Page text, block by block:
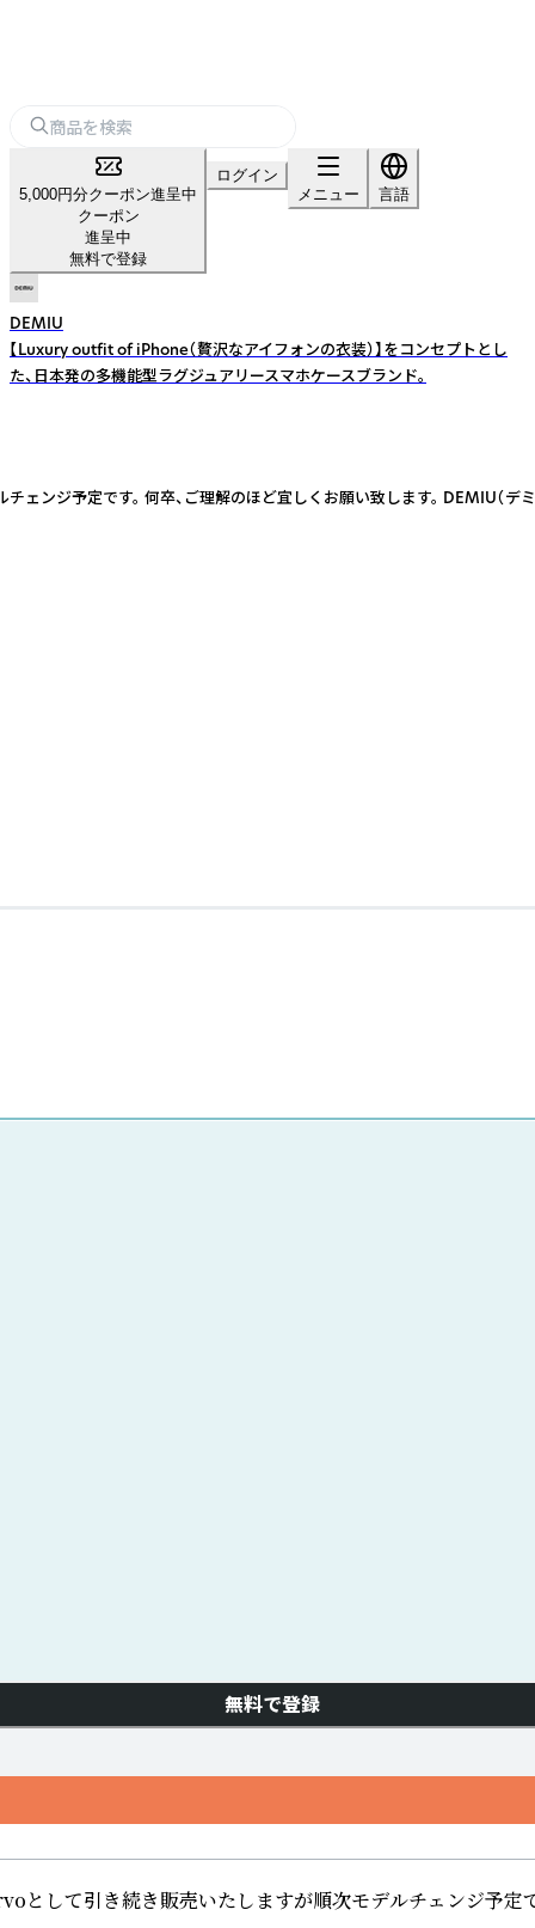
5,000円分クーポン進呈中
クーポン
進呈中
無料で登録
ログイン
メニュー
言語
DEMIU
【Luxury outfit of iPhone（贅沢なアイフォンの衣装）】をコンセプトとし
た、日本発の多機能型ラグジュアリースマホケースブランド。
定です。 何卒、ご理解のほど宜しくお願い致します。 DEMIU
無料で登録
して引き続き販売いたしますが順次モデルチェンジ予定